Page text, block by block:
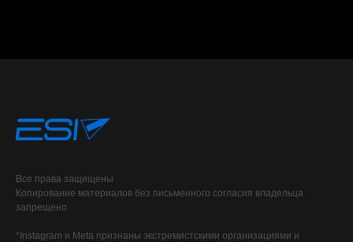
Все права защищены
Копирование материалов без письменного согласия владельца
запрещено
*Instagram и Meta признаны экстремистскими организациями и